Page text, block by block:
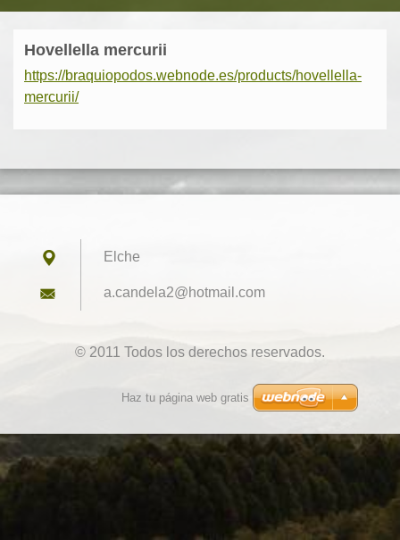
Hovellella mercurii
https://braquiopodos.webnode.es/products/hovellella-
mercurii/
Elche
a.candel a2@hotmail.com
© 2011 Todos los derechos reservados.
Haz tu página web gratis